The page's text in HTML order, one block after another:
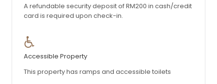
A refundable security deposit of RM200 in cash/credit
card is required upon check-in.
Accessible Property
This property has ramps and accessible toilets